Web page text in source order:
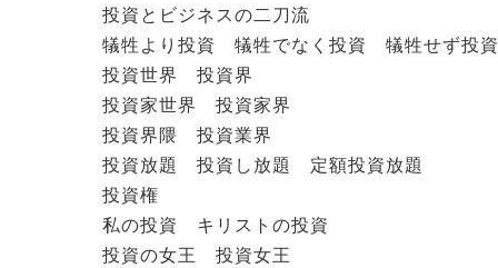
投資とビジネスの二刀流
犠牲より投資 犠牲でなく投資 犠牲せず投資
投資世界 投資界
投資家世界 投資家界
投資界隈 投資業界
投資放題 投資し放題 定額投資放題
投資権
私の投資 キリストの投資
投資の女王 投資女王